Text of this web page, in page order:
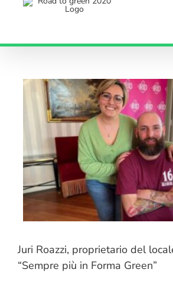
Juri Roazzi, proprietario del
“Sempre più in Forma Green”